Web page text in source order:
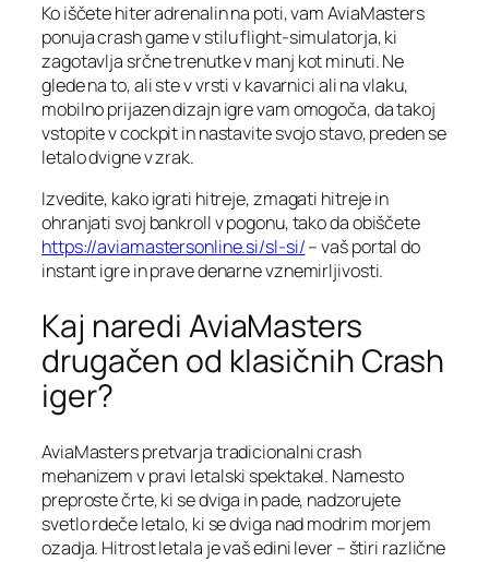
Ko iščete hiter adrenalin na poti, vam AviaMasters
ponuja crash game v stilu flight‑simulatorja, ki
zagotavlja srčne trenutke v manj kot minuti. Ne
glede na to, ali ste v vrsti v kavarnici ali na vlaku,
mobilno prijazen dizajn igre vam omogoča, da takoj
vstopite v cockpit in nastavite svojo stavo, preden se
letalo dvigne v zrak.
Izvedite, kako igrati hitreje, zmagati hitreje in
ohranjati svoj bankroll v pogonu, tako da obiščete
https://aviamastersonline.si/sl-si/– vaš portal do
instant igre in prave denarne vznemirljivosti.
Kaj naredi AviaMasters
drugačen od klasičnih Crash
iger?
AviaMasters pretvarja tradicionalni crash
mehanizem v pravi letalski spektakel. Namesto
preproste črte, ki se dviga in pade, nadzorujete
svetlo rdeče letalo, ki se dviga nad modrim morjem
ozadja. Hitrost letala je vaš edini lever – štiri različne